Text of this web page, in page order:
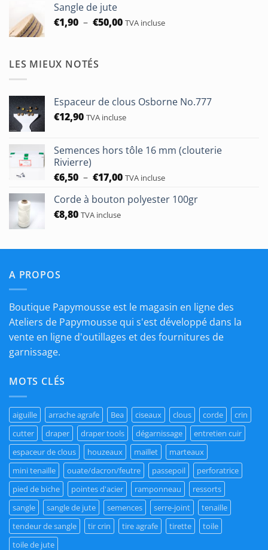
Sangle de jute
€1,90 – €50,00Plage
TVA incluse
LES MIEUX NOTÉS
Espaceur de clous Osborne No.777
€12,90 TVA incluse
Semences hors tôle 16 mm (clouterie
Rivierre)
€6,50 – €17,00Plage
prix :
TVA incluse
Corde à bouton polyester 100gr
€8,80 TVA incluse
A PROPOS
Boutique Papymousse est le magasin en ligne des
Ateliers de Papymousse qui s'est développé dans la
vente en ligne d'outillages et des fournitures de
garnissage.
MOTS CLÉS
aiguille arrache agrafe Bea ciseaux clous corde
crin
cutter
draper draper tools dégarnissage
entretien cuir
espaceur de clous
houzeaux maillet
marteaux
mini tenaille
ouate/dacron/feutre passepoil
perforatrice
pied de biche
pointes d'acier ramponneau
ressorts
sangle
sangle de jute semences serre-joint
tenaille
tendeur de sangle
tir crin tire agrafe tirette
toile
toile de jute